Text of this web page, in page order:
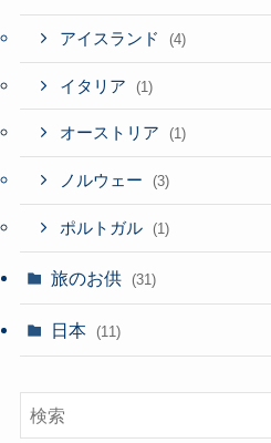
アイスランド (4)
イタリア (1)
オーストリア (1)
ノルウェー (3)
ポルトガル (1)
旅のお供 (31)
日本 (11)